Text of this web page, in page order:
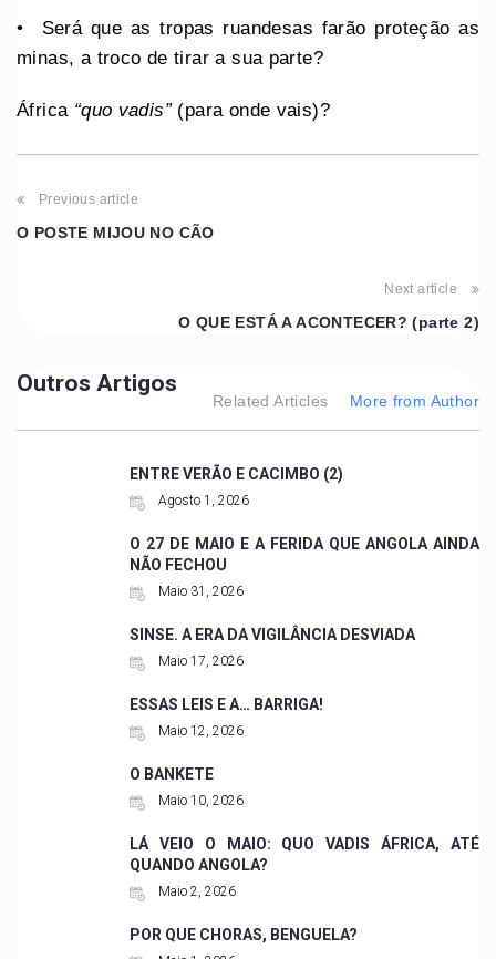
•⁠ ⁠Será que as tropas ruandesas farão proteção as
minas, a troco de tirar a sua parte?
África “quo vadis”(para onde vais)?
Previous article
O POSTE MIJOU NO CÃO
Next article
O QUE ESTÁ A ACONTECER? (parte 2)
Outros Artigos
Related Articles More from Author
ENTRE VERÃO E CACIMBO (2)
Agosto 1, 2026
O 27 DE MAIO E A FERIDA QUE ANGOLA AINDA
NÃO FECHOU
Maio 31, 2026
SINSE. A ERA DA VIGILÂNCIA DESVIADA
Maio 17, 2026
ESSAS LEIS E A… BARRIGA!
Maio 12, 2026
O BANKETE
Maio 10, 2026
LÁ VEIO O MAIO: QUO VADIS ÁFRICA, ATÉ
QUANDO ANGOLA?
Maio 2, 2026
POR QUE CHORAS, BENGUELA?